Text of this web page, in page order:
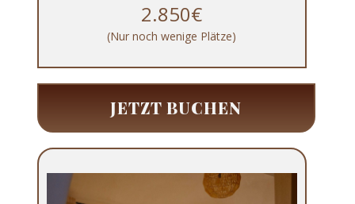
2.850€
(Nur noch wenige Plätze)
JETZT BUCHEN